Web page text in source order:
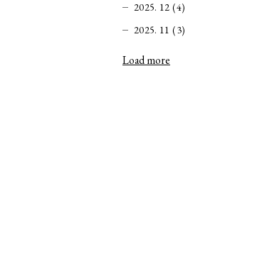
2025. 12 (4)
2025. 11 (3)
Load more